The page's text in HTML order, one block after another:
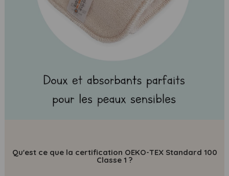
Qu'est ce que la certification OEKO-TEX Standard 100
Classe 1 ?